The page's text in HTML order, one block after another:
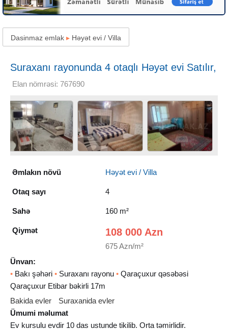
Dasinmaz emlak ▸ Həyət evi / Villa
Suraxanı rayonunda 4 otaqlı Həyət evi Satılır,
160 m²
Elan nömrəsi: 767690
Əmlakın növü Həyət evi / Villa
Otaq sayı 4
Sahə 160 m²
Qiymət 108 000 Azn
675 Azn/m²
Ünvan:
• Bakı şəhəri • Suraxanı rayonu • Qaraçuxur qəsəbəsi
Qaraçuxur Etibar bəkirli 17m
Bakida evler
Suraxanida evler
Ümumi məlumat
Ev kursulu evdir 10 das ustunde tikilib. Orta təmirlidir.